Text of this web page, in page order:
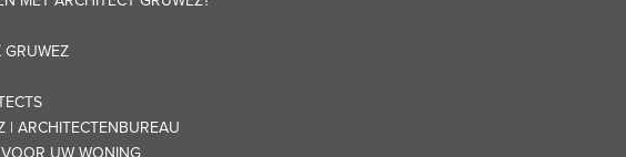
GRUWEZ
| ARCHITECTENBUREAU
UW WONING